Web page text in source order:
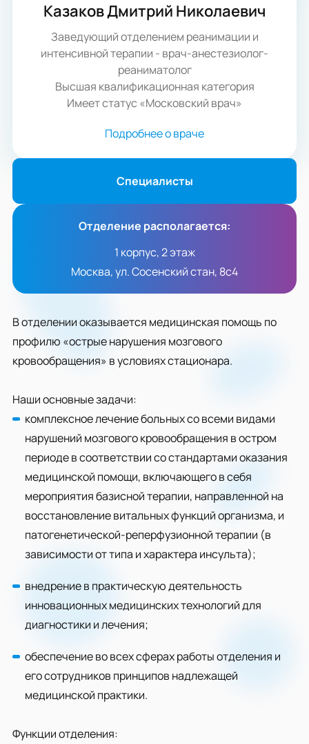
В отделении оказывается медицинская помощь по
профилю «острые нарушения мозгового
кровообращения» в условиях стационара.
Наши основные задачи:
комплексное лечение больных со всеми видами
нарушений мозгового кровообращения в остром
периоде в соответствии со стандартами оказания
медицинской помощи, включающего в себя
мероприятия базисной терапии, направленной на
восстановление витальных функций организма, и
патогенетической-реперфузионной терапии (в
зависимости от типа и характера инсульта);
внедрение в практическую деятельность
инновационных медицинских технологий для
диагностики и лечения;
обеспечение во всех сферах работы отделения и
его сотрудников принципов надлежащей
медицинской практики.
Функции отделения:
Казаков Дмитрий Николаевич
Заведующий отделением реанимации и
интенсивной терапии - врач-анестезиолог-
реаниматолог
Высшая квалификационная категория
Имеет статус «Московский врач»
Подробнее о враче
Специалисты
Отделение располагается:
1 корпус, 2 этаж
Москва, ул. Сосенский стан, 8с4